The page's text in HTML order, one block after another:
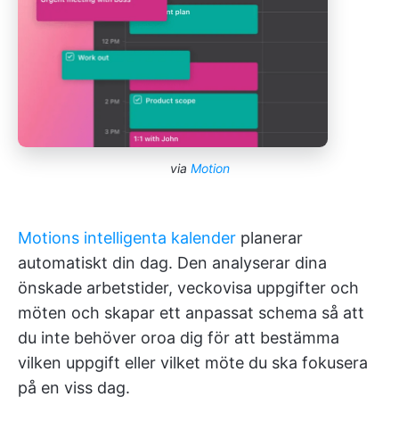
via Motion
Motions intelligenta kalender planerar
automatiskt din dag. Den analyserar dina
önskade arbetstider, veckovisa uppgifter och
möten och skapar ett anpassat schema så att
du inte behöver oroa dig för att bestämma
vilken uppgift eller vilket möte du ska fokusera
på en viss dag.